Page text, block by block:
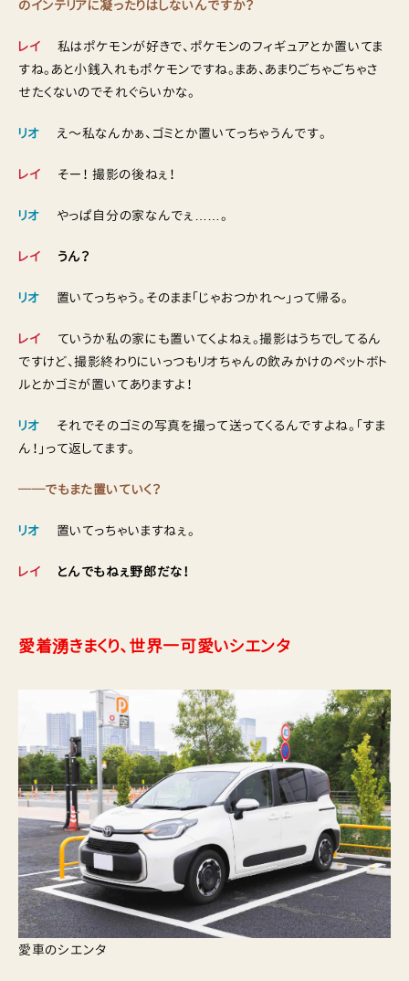
のインテリアに凝ったりはしないんですか？
レイ 私はポケモンが好きで、ポケモンのフィギュアとか置いてま
すね。あと小銭入れもポケモンですね。まあ、あまりごちゃごちゃさ
せたくないのでそれぐらいかな。
リオ え〜私なんかぁ、ゴミとか置いてっちゃうんです。
レイ そー！ 撮影の後ねぇ！
リオ やっぱ自分の家なんでぇ……。
レイ うん？
リオ 置いてっちゃう。そのまま「じゃおつかれ〜」って帰る。
レイ ていうか私の家にも置いてくよねぇ。撮影はうちでしてるん
ですけど、撮影終わりにいっつもリオちゃんの飲みかけのペットボト
ルとかゴミが置いてありますよ！
リオ それでそのゴミの写真を撮って送ってくるんですよね。「すま
ん！」って返してます。
──でもまた置いていく？
リオ 置いてっちゃいますねぇ。
レイ とんでもねぇ野郎だな！
愛着湧きまくり、世界一可愛いシエンタ
愛車のシエンタ